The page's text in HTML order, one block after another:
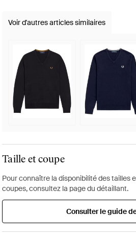
Voir d'autres articles similaires
Taille et coupe
Pour connaître la disponibilité des tailles
coupes, consultez la page du détaillant.
Consulter le guide